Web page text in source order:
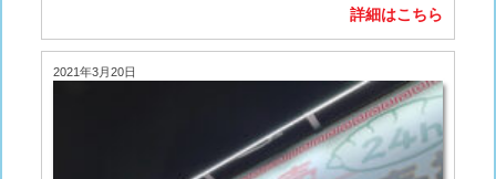
詳細はこちら
2021年3月20日